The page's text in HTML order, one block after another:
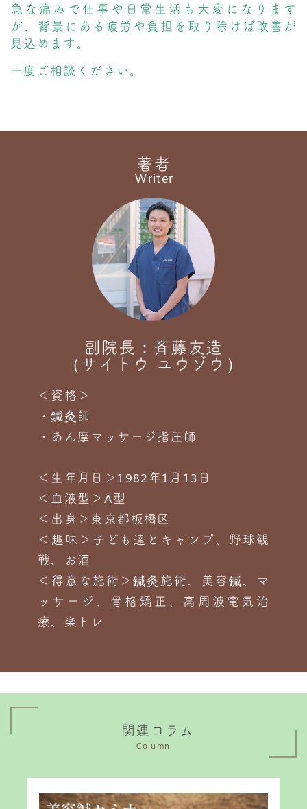
急な痛みで仕事や日常生活も大変になります
が、背景にある疲労や負担を取り除けば改善が
見込めます。
一度ご相談ください。
著者
Writer
副院長：斉藤友造
（サイトウ ユウゾウ）
＜資格＞
・鍼灸師
・あん摩マッサージ指圧師
＜生年月日＞1982年1月13日
＜血液型＞A型
＜出身＞東京都板橋区
＜趣味＞子ども達とキャンプ、野球観
戦、お酒
＜得意な施術＞鍼灸施術、美容鍼、マ
ッサージ、骨格矯正、高周波電気治
療、楽トレ
関連コラム
Column